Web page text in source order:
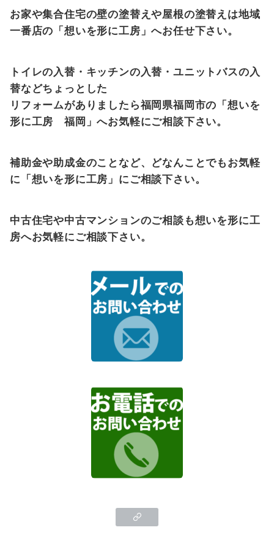
お家や集合住宅の壁の塗替えや屋根の塗替えは地域
一番店の「想いを形に工房」へお任せ下さい。
トイレの入替・キッチンの入替・ユニットバスの入
替などちょっとした
リフォームがありましたら福岡県福岡市の「想いを
形に工房 福岡」へお気軽にご相談下さい。
補助金や助成金のことなど、どなんことでもお気軽
に「想いを形に工房」にご相談下さい。
中古住宅や中古マンションのご相談も想いを形に工
房へお気軽にご相談下さい。